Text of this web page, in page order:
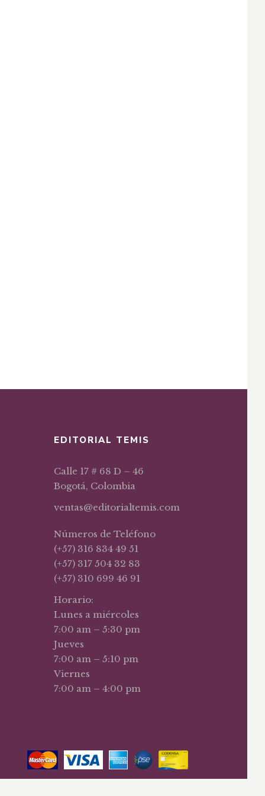
EDITORIAL TEMIS
Calle 17 # 68 D – 46
Bogotá, Colombia
ventas@editorialtemis.com
Números de Teléfono
(+57) 316 834 49 51
(+57) 317 504 32 83
(+57) 310 699 46 91
Horario:
Lunes a miércoles
7:00 am – 5:30 pm
Jueves
7:00 am – 5:10 pm
Viernes
7:00 am – 4:00 pm